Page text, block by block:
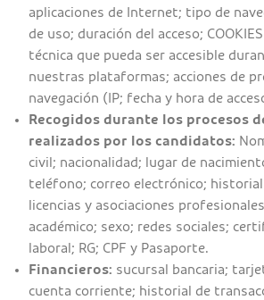
aplicaciones de Internet; tipo de
de uso; duración del acceso;
técnica que pueda ser accesible
nuestras plataformas; acciones de
navegación (IP; fecha y hora de
Recogidos durante los procesos
realizados por los candidatos:
civil; nacionalidad; lugar de
teléfono; correo electrónico;
licencias y asociaciones
académico; sexo; redes sociales;
laboral; RG; CPF y Pasaporte.
Financieros: sucursal bancaria;
cuenta corriente; historial de